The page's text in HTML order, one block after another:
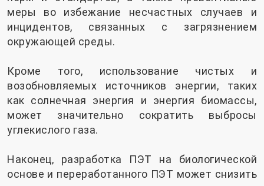
меры во избежание несчастных случаев и
инцидентов, связанных с загрязнением
окружающей среды.
Кроме того, использование чистых и
возобновляемых источников энергии, таких
как солнечная энергия и энергия биомассы,
может значительно сократить выбросы
углекислого газа.
Наконец, разработка ПЭТ на биологической
основе и переработанного ПЭТ может снизить